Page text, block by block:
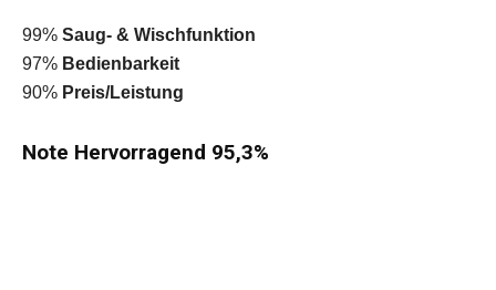
99% Saug- & Wischfunktion
97% Bedienbarkeit
90% Preis/Leistung
Note Hervorragend 95,3%